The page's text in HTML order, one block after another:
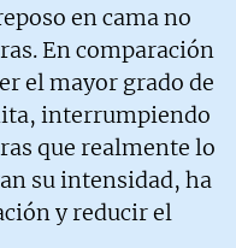
en cama no
En comparación
el mayor grado de
interrumpiendo
que realmente lo
su intensidad, ha
y reducir el